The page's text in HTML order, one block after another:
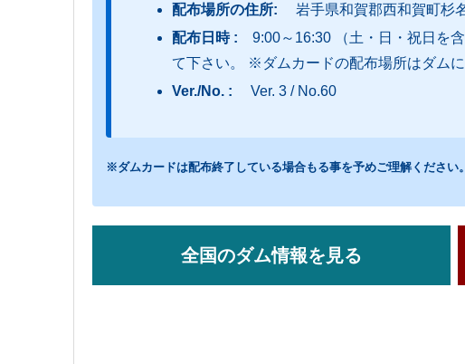
配布場所の住所: 岩手県和賀郡西和賀町杉
配布日時 : 9:00～16:30 （土・日・祝日を
て下さい。 ※ダムカードの配布場所はダムに
Ver./No. :
Ver. 3 / No.60
※ダムカードは配布終了している場合もる事を予めご理解ください。
全国のダム情報を見る